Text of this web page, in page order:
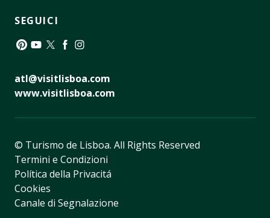
SEGUICI
atl@visitlisboa.com
www.visitlisboa.com
© Turismo de Lisboa. All Rights Reserved
Termini e Condizioni
Política della Privacitá
Cookies
Canale di Segnalazione